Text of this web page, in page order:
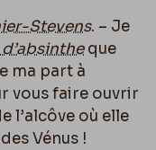
Stevens. – Je
que
ma part à
vous faire ouvrir
l’alcôve où elle
Vénus !